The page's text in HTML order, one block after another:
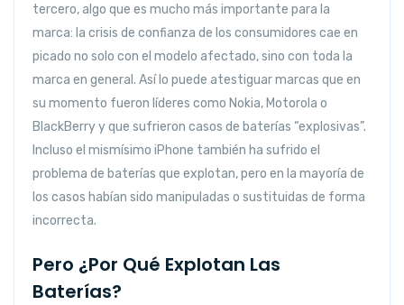
tercero, algo que es mucho más importante para la
marca: la crisis de confianza de los consumidores cae en
picado no solo con el modelo afectado, sino con toda la
marca en general. Así lo puede atestiguar marcas que en
su momento fueron líderes como Nokia, Motorola o
BlackBerry y que sufrieron casos de baterías “explosivas”.
Incluso el mismísimo iPhone también ha sufrido el
problema de baterías que explotan, pero en la mayoría de
los casos habían sido manipuladas o sustituidas de forma
incorrecta.
Pero ¿Por Qué Explotan Las
Baterías?